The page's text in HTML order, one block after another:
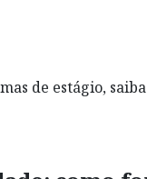
de estágio,